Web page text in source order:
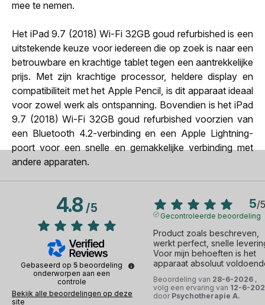
mee te nemen.
Het iPad 9.7 (2018) Wi-Fi 32GB goud refurbished is een
uitstekende keuze voor iedereen die op zoek is naar een
betrouwbare en krachtige tablet tegen een aantrekkelijke
prijs. Met zijn krachtige processor, heldere display en
compatibiliteit met het Apple Pencil, is dit apparaat ideaal
voor zowel werk als ontspanning. Bovendien is het iPad
9.7 (2018) Wi-Fi 32GB goud refurbished voorzien van
een Bluetooth 4.2-verbinding en een Apple Lightning-
poort voor een snelle en gemakkelijke verbinding met
andere apparaten.
4.8/5
Gebaseerd op 5 beoordeling
onderworpen aan een
controle
Bekijk alle beoordelingen op deze
site
5/5
Gecontroleerde beoordeling
Product zoals beschreven,
werkt perfect, snelle
Voor mijn behoeften is het
apparaat absoluut
Beoordeling van 28-6-2026 ,
volg een ervaring van 12-6-
door Psychotherapie A.